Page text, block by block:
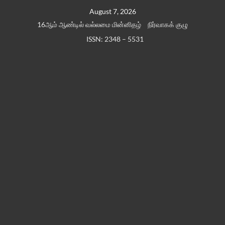
August 7, 2026
16ஆம் ஆண்டில் வல்லமை மின்னிதழ்
நிர்வாகக் குழு
ISSN: 2348 – 5531